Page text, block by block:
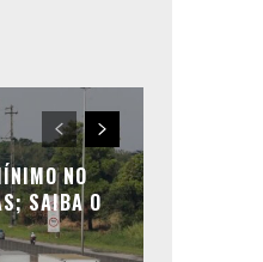
NO
SAIBA O